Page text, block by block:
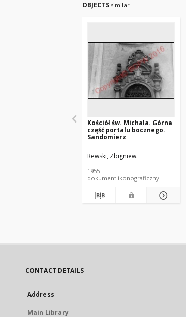
OBJECTS similar
Kościół św. Michala. Górna
część portalu bocznego.
Sandomierz
Rewski, Zbigniew.
1955
dokument ikonograficzny
CONTACT DETAILS
Address
Main Library